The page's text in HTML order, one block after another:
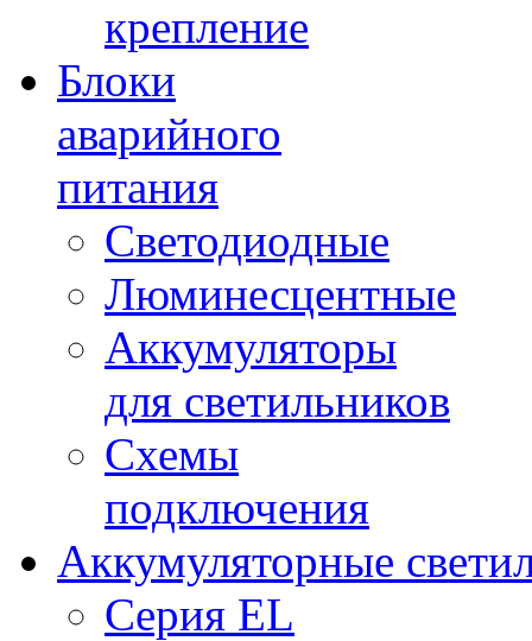
крепление
Блоки
аварийного
питания
Светодиодные
Люминесцентные
Аккумуляторы
для светильников
Схемы
подключения
Аккумуляторные
Серия EL